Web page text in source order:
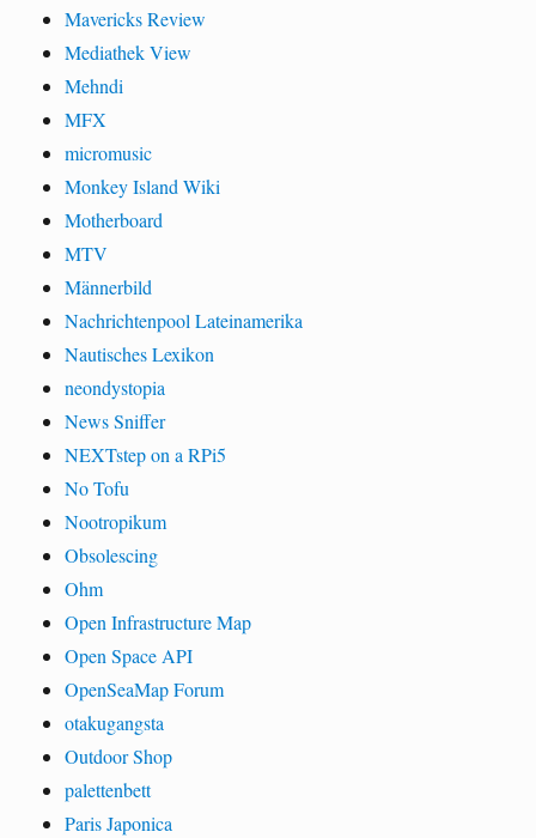
Mavericks Review
Mediathek View
Mehndi
MFX
micromusic
Monkey Island Wiki
Motherboard
MTV
Männerbild
Nachrichtenpool Lateinamerika
Nautisches Lexikon
neondystopia
News Sniffer
NEXTstep on a RPi5
No Tofu
Nootropikum
Obsolescing
Ohm
Open Infrastructure Map
Open Space API
OpenSeaMap Forum
otakugangsta
Outdoor Shop
palettenbett
Paris Japonica